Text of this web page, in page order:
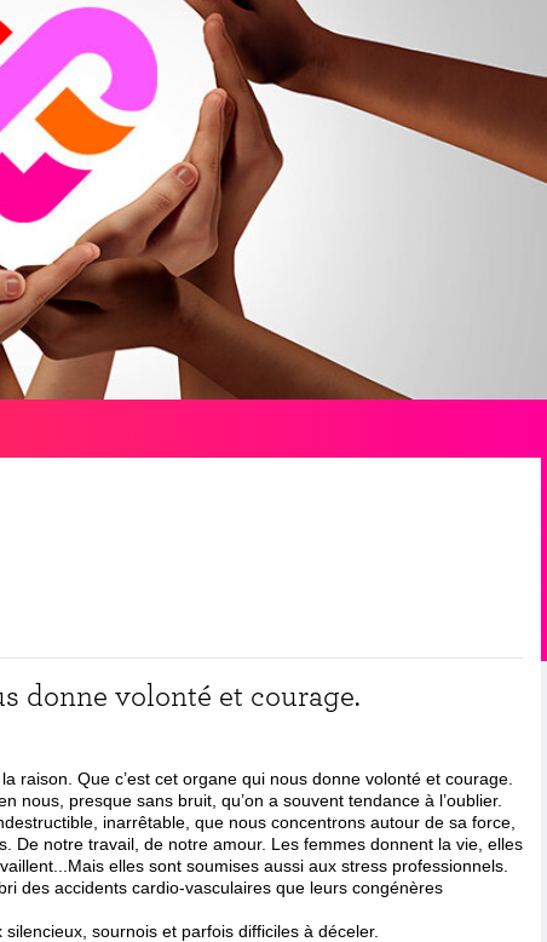
donne volonté et courage.
raison. Que c’est cet organe qui nous donne volonté et courage.
nous, presque sans bruit, qu’on a souvent tendance à l’oublier.
inarrêtable, que nous concentrons autour de sa force,
De notre travail, de notre amour. Les femmes donnent la vie, elles
elles sont soumises aussi aux stress professionnels.
des accidents cardio-vasculaires que leurs congénères
sournois et parfois difficiles à déceler.